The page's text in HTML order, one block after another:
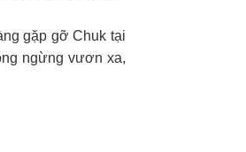
gặp gỡ Chuk tại
ngừng vươn xa,